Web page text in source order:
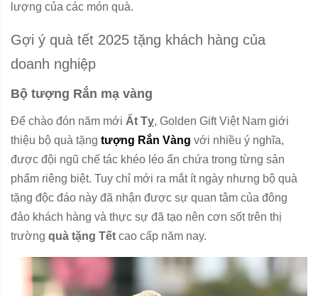
lượng của các món quà.
Gợi ý quà tết 2025 tặng khách hàng của
doanh nghiệp
Bộ tượng Rắn mạ vàng
Để chào đón năm mới Ất Tỵ, Golden Gift Việt Nam giới
thiệu bộ quà tặng tượng Rắn Vàng với nhiều ý nghĩa,
được đội ngũ chế tác khéo léo ẩn chứa trong từng sản
phẩm riêng biệt. Tuy chỉ mới ra mắt ít ngày nhưng bộ quà
tặng độc đáo này đã nhận được sự quan tâm của đông
đảo khách hàng và thực sự đã tạo nên cơn sốt trên thị
trường quà tặng Tết cao cấp năm nay.